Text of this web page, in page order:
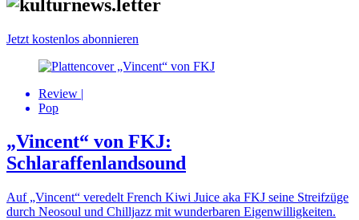
Jetzt kostenlos abonnieren
Review |
Pop
„Vincent“ von FKJ:
Schlaraffenlandsound
Auf „Vincent“ veredelt French Kiwi Juice aka FKJ seine Streifzüge
durch Neosoul und Chilljazz mit wunderbaren Eigenwilligkeiten.